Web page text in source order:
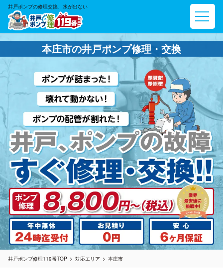
井戸ポンプの修理交換、水が出ない
本庄市の井戸ポンプ修理・交換
井戸ポンプ修理119番TOP 対応エリア 本庄市